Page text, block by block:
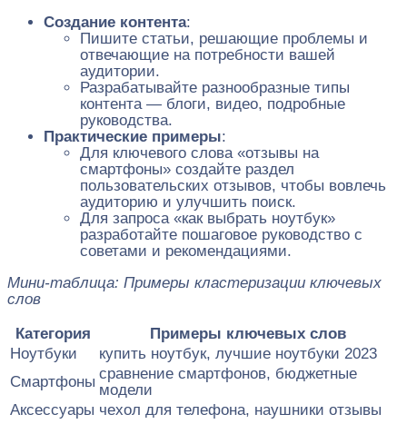
Создание контента:
Пишите статьи, решающие проблемы и
отвечающие на потребности вашей
аудитории.
Разрабатывайте разнообразные типы
контента — блоги, видео, подробные
руководства.
Практические примеры:
Для ключевого слова «отзывы на
смартфоны» создайте раздел
пользовательских отзывов, чтобы вовлечь
аудиторию и улучшить поиск.
Для запроса «как выбрать ноутбук»
разработайте пошаговое руководство с
советами и рекомендациями.
Мини-таблица: Примеры кластеризации ключевых
слов
Категория
Примеры ключевых слов
Ноутбуки
купить ноутбук, лучшие ноутбуки 2023
Смартфоны сравнение смартфонов, бюджетные
модели
Аксессуары чехол для телефона, наушники отзывы